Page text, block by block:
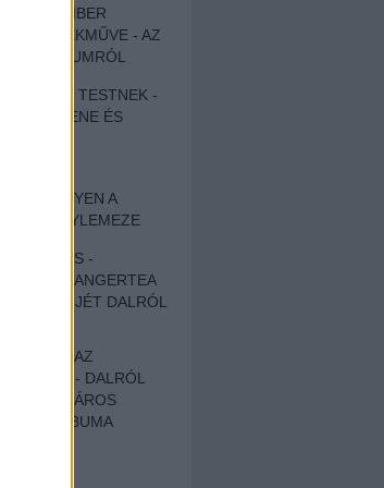
VÉNEMBER
REMEKMŰVE - AZ
ALBUMRÓL
ÉS TESTNEK -
NÉPZENE ÉS
- ILYEN A
ÚJ NAGYLEMEZE
NERVES -
MEG AZ ANGERTEA
EP-JÉT DALRÓL
AZ
FÖLDIG - DALRÓL
VÁROS
CÍMŰ ALBUMA